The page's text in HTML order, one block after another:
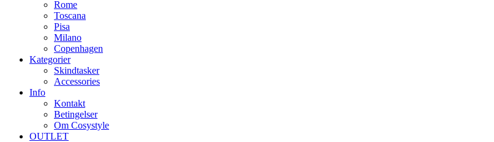
Rome
Toscana
Pisa
Milano
Copenhagen
Kategorier
Skindtasker
Accessories
Info
Kontakt
Betingelser
Om Cosystyle
OUTLET